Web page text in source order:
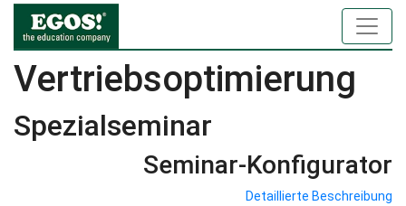
Vertriebsoptimierung
Spezialseminar
Seminar-Konfigurator
Detaillierte Beschreibung